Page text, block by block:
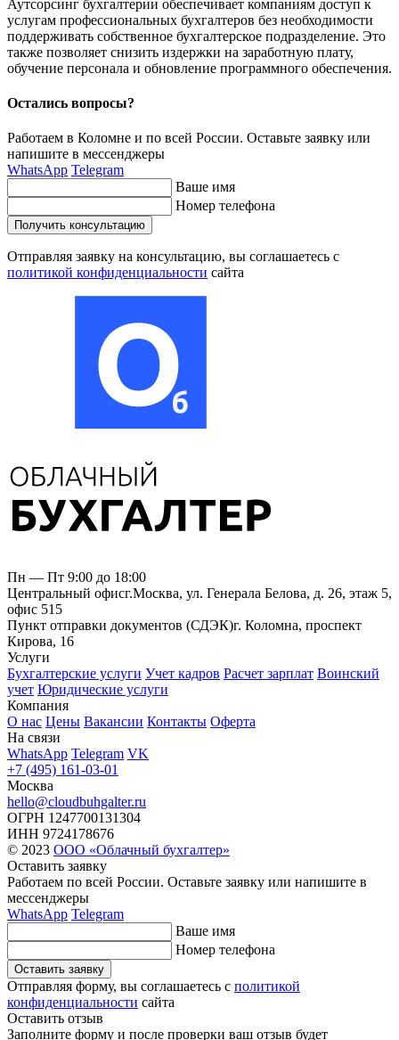
Аутсорсинг бухгалтерии обеспечивает компаниям доступ к
услугам профессиональных бухгалтеров без необходимости
поддерживать собственное бухгалтерское подразделение. Это
также позволяет снизить издержки на заработную плату,
обучение персонала и обновление программного обеспечения.
Остались вопросы?
Работаем в Коломне и по всей России. Оставьте заявку или
напишите в мессенджеры
WhatsApp Telegram
Ваше имя
Номер телефона
Получить консультацию
Отправляя заявку на консультацию, вы соглашаетесь с
политикой конфиденциальности сайта
Пн — Пт 9:00 до 18:00
Центральный офисг.Москва, ул. Генерала Белова, д. 26, этаж 5,
офис 515
Пункт отправки документов (СДЭК)г. Коломна, проспект
Кирова, 16
Услуги
Бухгалтерские услуги Учет кадров Расчет зарплат Воинский
учет Юридические услуги
Компания
О нас Цены Вакансии Контакты Оферта
На связи
WhatsApp Telegram VK
+7 (495) 161-03-01
Москва
hello@cloudbuhgalter.ru
ОГРН 1247700131304
ИНН 9724178676
© 2023 ООО «Облачный бухгалтер»
Оставить заявку
Работаем по всей России. Оставьте заявку или напишите в
мессенджеры
WhatsApp Telegram
Ваше имя
Номер телефона
Оставить заявку
Отправляя форму, вы соглашаетесь с политикой
конфиденциальности сайта
Оставить отзыв
Заполните форму и после проверки ваш отзыв будет